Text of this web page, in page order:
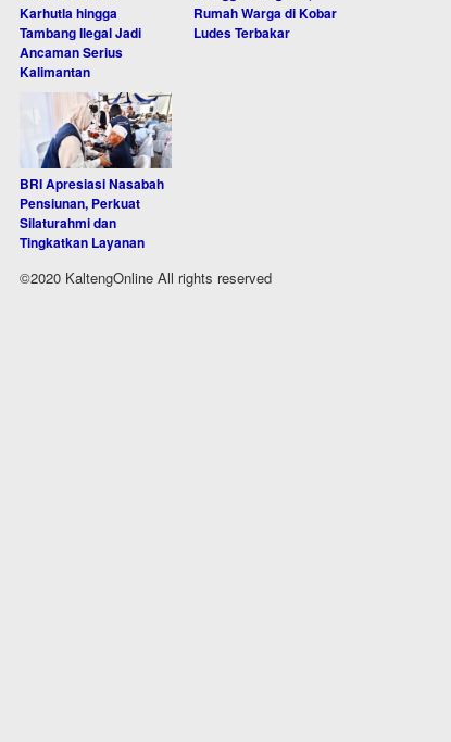
Karhutla hingga
Tambang Ilegal Jadi
Ancaman Serius
Kalimantan
Rumah Warga di Kobar
Ludes Terbakar
BRI Apresiasi Nasabah
Pensiunan, Perkuat
Silaturahmi dan
Tingkatkan Layanan
©2020 KaltengOnline All rights reserved